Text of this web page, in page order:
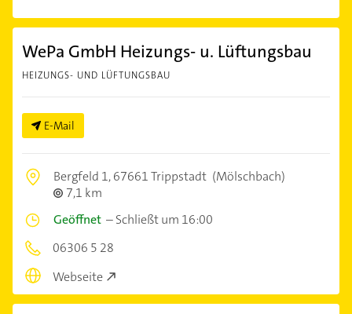
WePa GmbH Heizungs- u. Lüftungsbau
HEIZUNGS- UND LÜFTUNGSBAU
E-Mail
Bergfeld 1,67661 Trippstadt (Mölschbach)
7,1 km
Geöffnet –Schließt um 16:00
06306 5 28
Webseite